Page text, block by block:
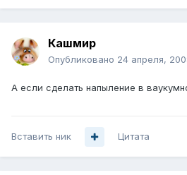
Кашмир
Опубликовано 24 апреля,
А если сделать напыление в
Вставить ник Цитата